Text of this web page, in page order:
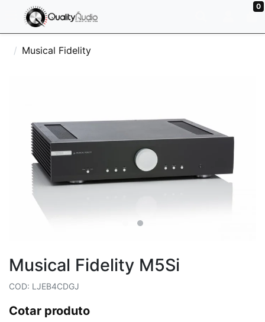
0
Musical Fidelity
Musical Fidelity M5Si
COD: LJEB4CDGJ
Cotar produto